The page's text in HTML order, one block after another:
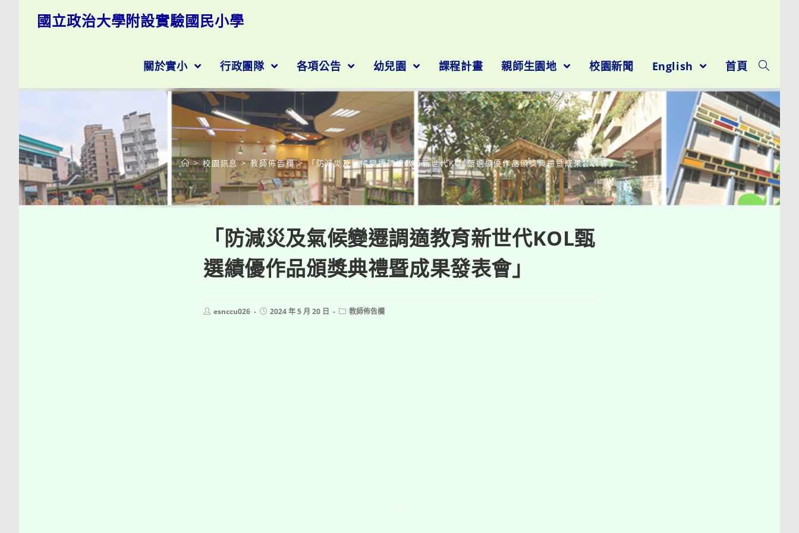
國立政治大學附設實驗國民小學
關於實小 行政團隊 各項公告 幼兒園 課程計畫 親師生園地 校園新聞 English 首頁
部落格
> 校園訊息 > 教師佈告欄 > 「防減災及氣候變遷調適教育新世代KOL甄選績優作品頒獎典禮暨成果發表會」
「防減災及氣候變遷調適教育新世代KOL甄
選績優作品頒獎典禮暨成果發表會」
Postesnccu026
Post2024 年 5 月 20 日
Post教師佈告欄